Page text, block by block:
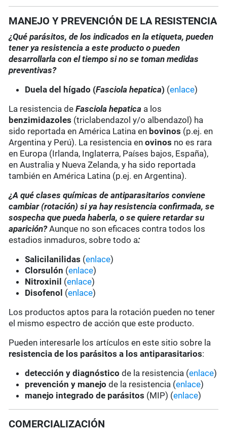
MANEJO Y PREVENCIÓN DE LA RESISTENCIA
¿Qué parásitos, de los indicados en la etiqueta, pueden
tener ya resistencia a este producto o pueden
desarrollarla con el tiempo si no se toman medidas
preventivas?
Duela del hígado (Fasciola hepatica) (enlace)
La resistencia deFasciola hepatica a los
benzimidazoles (triclabendazol y/o albendazol) ha
sido reportada en América Latina en bovinos (p.ej. en
Argentina y Perú). La resistencia enovinos no es rara
en Europa (Irlanda, Inglaterra, Países bajos, España),
en Australia y Nueva Zelanda, y ha sido reportada
también en América Latina (p.ej. en Argentina).
¿A qué clases químicas de antiparasitarios conviene
cambiar (rotación) si ya hay resistencia confirmada, se
sospecha que pueda haberla, o se quiere retardar su
aparición?Aunque no son eficaces contra todos los
estadios inmaduros, sobre todo a:
Salicilanilidas (enlace)
Clorsulón (enlace)
Nitroxinil (enlace)
Disofenol (enlace)
Los productos aptos para la rotación pueden no tener
el mismo espectro de acción que este producto.
Pueden interesarle los artículos en este sitio sobre la
resistencia de los parásitos a los antiparasitarios:
detección y diagnóstico de la resistencia (enlace)
prevención y manejo de la resistencia (enlace)
manejo integrado de parásitos (MIP) (enlace)
COMERCIALIZACIÓN